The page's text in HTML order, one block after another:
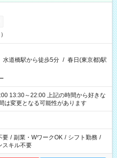
水道橋駅から徒歩5分 / 春日(東京都)駅
上記の時間から好きな
は変更となる可能性があります
要 / 副業・WワークOK / シフト勤務 /
スキル不要